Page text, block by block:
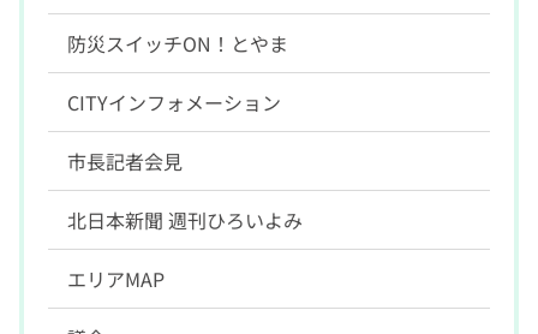
防災スイッチON！とやま
CITYインフォメーション
市長記者会見
北日本新聞 週刊ひろいよみ
エリアMAP